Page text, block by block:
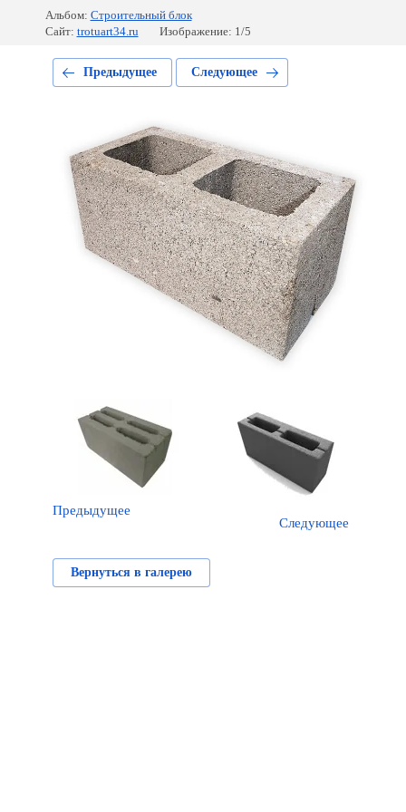
Альбом: Строительный блок
Сайт: trotuart34.ru Изображение: 1/5
Предыдущее Следующее
Предыдущее
Следующее
Вернуться в галерею